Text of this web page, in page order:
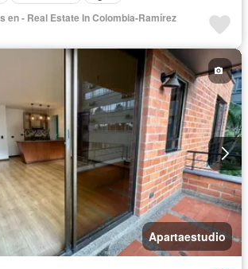
en - Real Estate In Colombia-Ramírez
Apartaestudio